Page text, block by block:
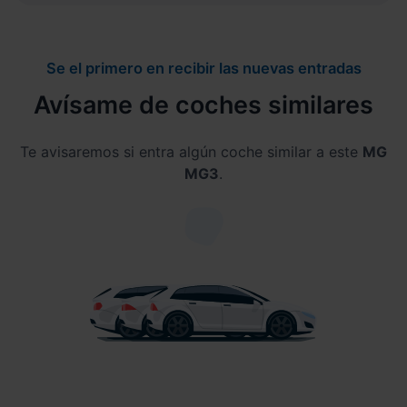
Se el primero en recibir las nuevas entradas
Avísame de coches similares
Te avisaremos si entra algún coche similar a este MG
MG3.